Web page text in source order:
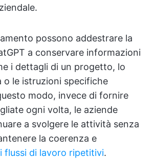
possono addestrare la
a conservare informazioni
i dettagli di un progetto, lo
o le istruzioni specifiche
modo, invece di fornire
ogni volta, le aziende
a svolgere le attività senza
la coerenza e
flussi di lavoro ripetitivi.